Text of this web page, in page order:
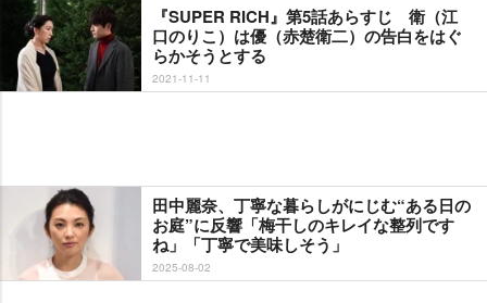
『SUPER RICH』第5話あらすじ 衛（江
口のりこ）は優（赤楚衛二）の告白をはぐ
らかそうとする
2021-11-11
田中麗奈、丁寧な暮らしがにじむ“ある日の
お庭”に反響「梅干しのキレイな整列です
ね」「丁寧で美味しそう」
2025-08-02